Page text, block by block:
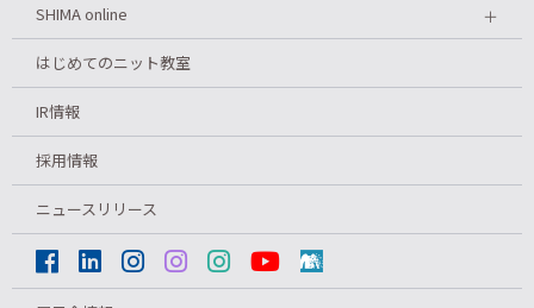
SHIMA online ＋
はじめてのニット教室
IR情報
採用情報
ニュースリリース